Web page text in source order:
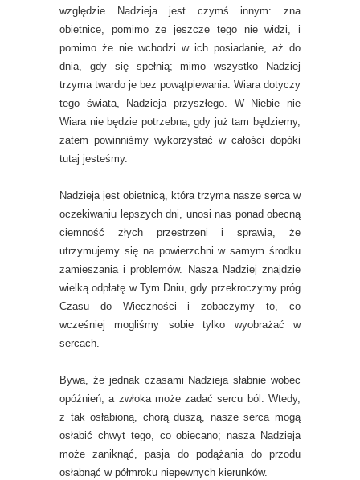
względzie Nadzieja jest czymś innym: zna
obietnice, pomimo że jeszcze tego nie widzi, i
pomimo że nie wchodzi w ich posiadanie, aż do
dnia, gdy się spełnią; mimo wszystko Nadziej
trzyma twardo je bez powątpiewania. Wiara dotyczy
tego świata, Nadzieja przyszłego. W Niebie nie
Wiara nie będzie potrzebna, gdy już tam będziemy,
zatem powinniśmy wykorzystać w całości dopóki
tutaj jesteśmy.
Nadzieja jest obietnicą, która trzyma nasze serca w
oczekiwaniu lepszych dni, unosi nas ponad obecną
ciemność złych przestrzeni i sprawia, że
utrzymujemy się na powierzchni w samym środku
zamieszania i problemów. Nasza Nadziej znajdzie
wielką odpłatę w Tym Dniu, gdy przekroczymy próg
Czasu do Wieczności i zobaczymy to, co
wcześniej mogliśmy sobie tylko wyobrażać w
sercach.
Bywa, że jednak czasami Nadzieja słabnie wobec
opóźnień, a zwłoka może zadać sercu ból. Wtedy,
z tak osłabioną, chorą duszą, nasze serca mogą
osłabić chwyt tego, co obiecano; nasza Nadzieja
może zaniknąć, pasja do podążania do przodu
osłabnąć w półmroku niepewnych kierunków.